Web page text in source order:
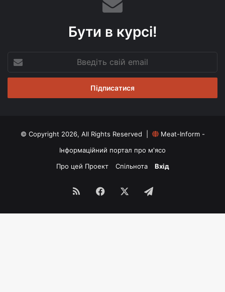
Бути в курсі!
свій
email
© Copyright 2026, All Rights Reserved |
Meat-Inform -
Інформаційний портал про м'ясо
Про цей Проект
Спільнота Вхід
RSS Facebook